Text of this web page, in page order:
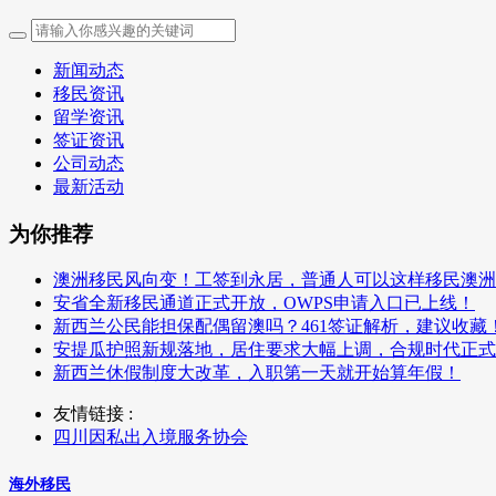
新闻动态
移民资讯
留学资讯
签证资讯
公司动态
最新活动
为你推荐
澳洲移民风向变！工签到永居，普通人可以这样移民澳洲
安省全新移民通道正式开放，OWPS申请入口已上线！
新西兰公民能担保配偶留澳吗？461签证解析，建议收藏！
安提瓜护照新规落地，居住要求大幅上调，合规时代正式
新西兰休假制度大改革，入职第一天就开始算年假！
友情链接 :
四川因私出入境服务协会
海外移民